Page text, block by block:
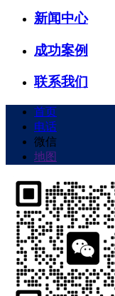
新闻中心
成功案例
联系我们
首页
电话
微信
地图